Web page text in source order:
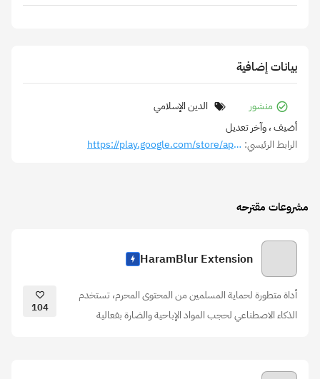
بيانات إضافية
منشور
الدين الإسلامي
أضيف، وآخر تعديل
الرابط الرئيسي: https://play.google.com/store/apps/details?id=com.amrabdelhameed.ella_lyaabdoon
مشروعات مقترحه
HaramBlur Extension
أداة متطورة لحماية المسلمين من المحتوى المحرم، تستخدم
الذكاء الاصطناعي لحجب المواد الإباحية والضارة بفعالية
104